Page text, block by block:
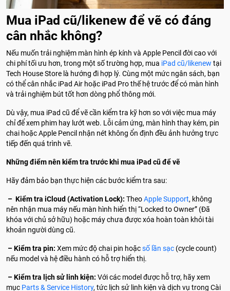
Mua iPad cũ/likenew để vẽ có đáng
cân nhắc không?
Nếu muốn trải nghiệm màn hình ép kính và Apple Pencil đời cao với
chi phí tối ưu hơn, trong một số trường hợp, mua iPad cũ/likenew tại
Tech House Store là hướng đi hợp lý. Cùng một mức ngân sách, bạn
có thể cân nhắc iPad Air hoặc iPad Pro thế hệ trước để có màn hình
và trải nghiệm bút tốt hơn dòng phổ thông mới.
Dù vậy, mua iPad cũ để vẽ cần kiểm tra kỹ hơn so với việc mua máy
chỉ để xem phim hay lướt web. Lỗi cảm ứng, màn hình thay kém, pin
chai hoặc Apple Pencil nhận nét không ổn định đều ảnh hưởng trực
tiếp đến quá trình vẽ.
Những điểm nên kiểm tra trước khi mua iPad cũ để vẽ
Hãy đảm bảo bạn thực hiện các bước kiểm tra sau:
– Kiểm tra iCloud (Activation Lock): TheoApple Support, không
nên nhận mua máy nếu màn hình hiển thị “Locked to Owner” (Đã
khóa với chủ sở hữu) hoặc máy chưa được xóa hoàn toàn khỏi tài
khoản người dùng cũ.
– Kiểm tra pin: Xem mức độ chai pin hoặcsố lần sạc (cycle count)
nếu model và hệ điều hành có hỗ trợ hiển thị.
– Kiểm tra lịch sử linh kiện: Với các model được hỗ trợ, hãy xem
mục Parts & Service History, tức lịch sử linh kiện và dịch vụ trong Cài